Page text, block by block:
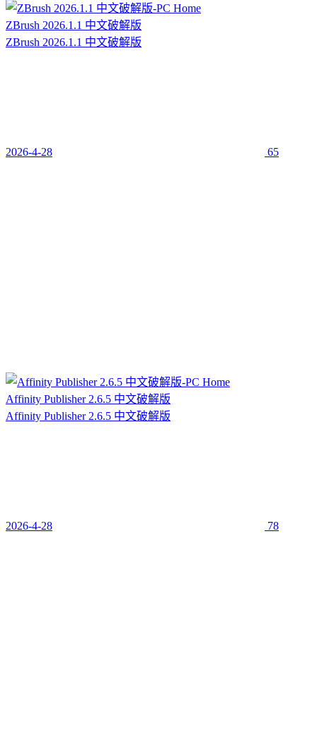
ZBrush 2026.1.1 中文破解版
ZBrush 2026.1.1 中文破解版
2026-4-28 65
Affinity Publisher 2.6.5 中文破解版
Affinity Publisher 2.6.5 中文破解版
2026-4-28 78